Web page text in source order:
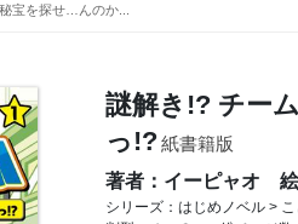
宝を探せ…んのか...
謎解き!? チー
っ!?紙書籍版
著者：イーピャオ
シリーズ：はじめノベル >